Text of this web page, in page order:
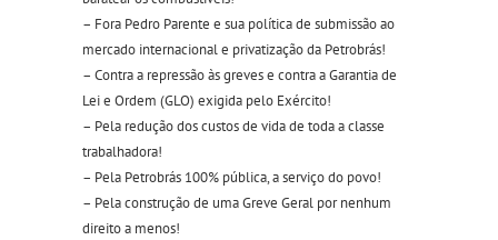
– Fora Pedro Parente e sua política de submissão ao
mercado internacional e privatização da Petrobrás!
– Contra a repressão às greves e contra a Garantia de
Lei e Ordem (GLO) exigida pelo Exército!
– Pela redução dos custos de vida de toda a classe
trabalhadora!
– Pela Petrobrás 100% pública, a serviço do povo!
– Pela construção de uma Greve Geral por nenhum
direito a menos!